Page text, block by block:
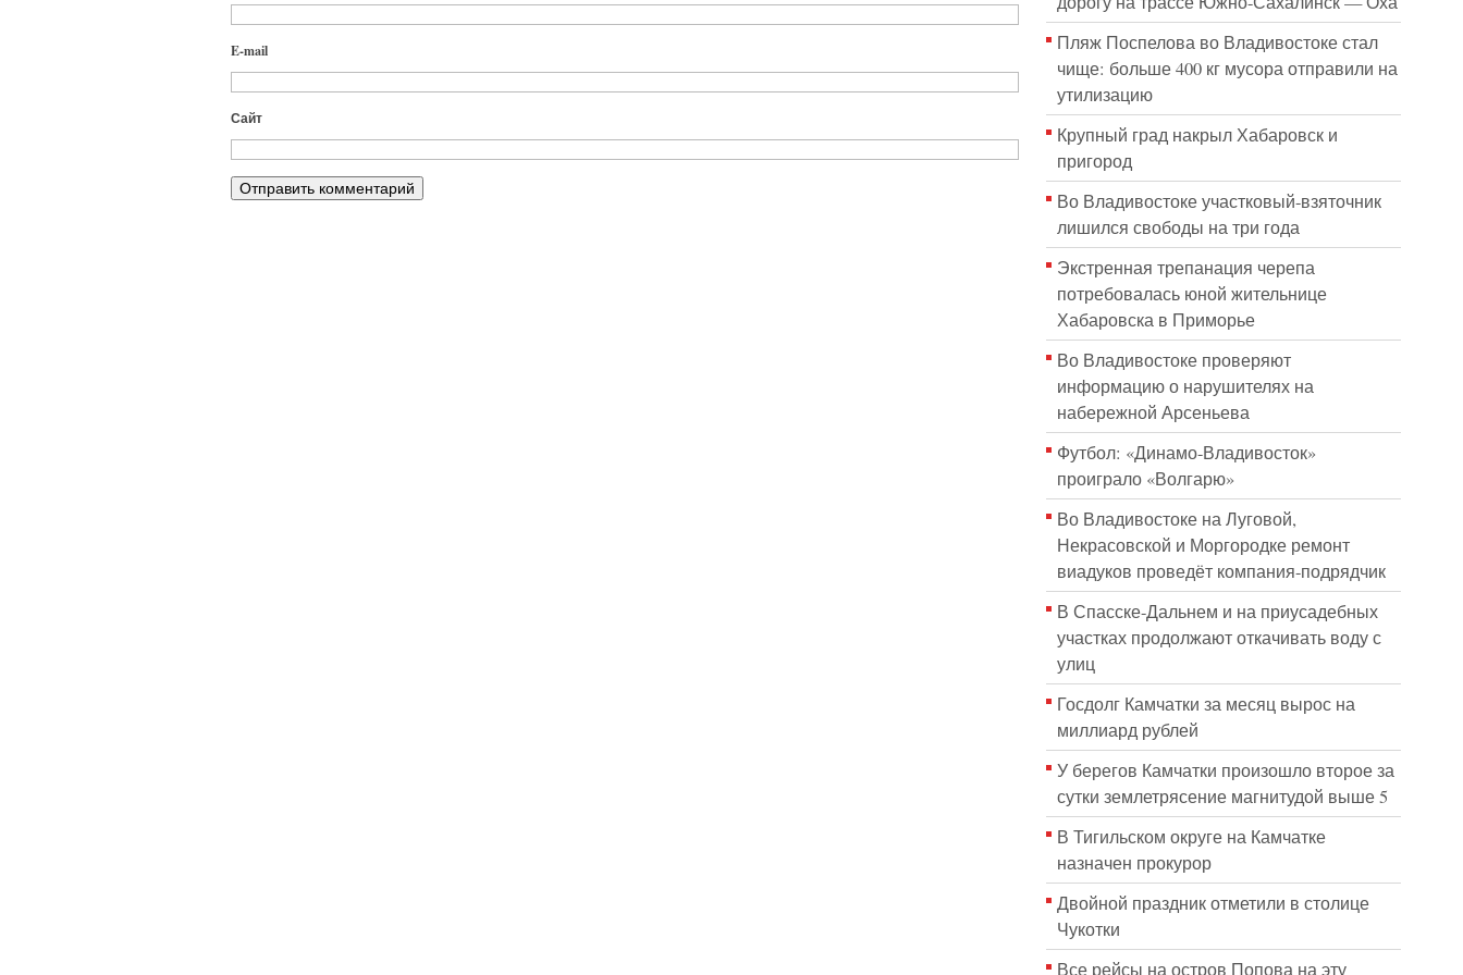
E-mail
Сайт
Пляж Поспелова во Владивостоке стал
чище: больше 400 кг мусора отправили на
утилизацию
Крупный град накрыл Хабаровск и
пригород
Во Владивостоке участковый-взяточник
лишился свободы на три года
Экстренная трепанация черепа
потребовалась юной жительнице
Хабаровска в Приморье
Во Владивостоке проверяют
информацию о нарушителях на
набережной Арсеньева
Футбол: «Динамо-Владивосток»
проиграло «Волгарю»
Во Владивостоке на Луговой,
Некрасовской и Моргородке ремонт
виадуков проведёт компания-подрядчик
В Спасске-Дальнем и на приусадебных
участках продолжают откачивать воду с
улиц
Госдолг Камчатки за месяц вырос на
миллиард рублей
У берегов Камчатки произошло второе за
сутки землетрясение магнитудой выше 5
В Тигильском округе на Камчатке
назначен прокурор
Двойной праздник отметили в столице
Чукотки
Все рейсы на остров Попова на эту